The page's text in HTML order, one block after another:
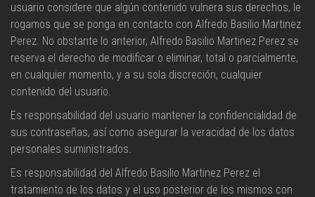
usuario considere que algún contenido vulnera sus derechos, le
rogamos que se ponga en contacto con Alfredo Basilio Martinez
Perez. No obstante lo anterior, Alfredo Basilio Martinez Perez se
reserva el derecho de modificar o eliminar, total o parcialmente,
en cualquier momento, y a su sola discreción, cualquier
contenido del usuario.
Es responsabilidad del usuario mantener la confidencialidad de
sus contraseñas, así como asegurar la veracidad de los datos
personales suministrados.
Es responsabilidad del Alfredo Basilio Martinez Perez el
tratamiento de los datos y el uso posterior de los mismos con